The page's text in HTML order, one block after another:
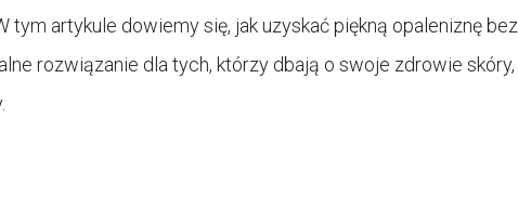
tym artykule dowiemy się, jak uzyskać piękną opaleniznę bez
rozwiązanie dla tych, którzy dbają o swoje zdrowie skóry,